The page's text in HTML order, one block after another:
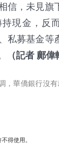
信，未見旗
現金，反
私募基金等
（記者 鄺偉
，華僑銀行沒
得使用。